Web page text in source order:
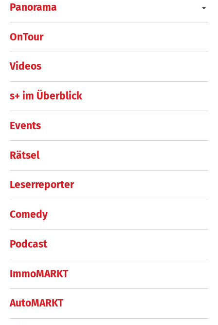
Panorama
OnTour
Videos
s+ im Überblick
Events
Rätsel
Leserreporter
Comedy
Podcast
ImmoMARKT
AutoMARKT